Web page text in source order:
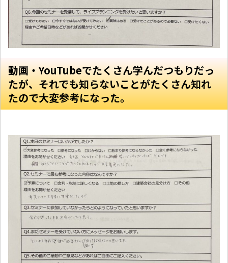
動画・YouTubeでたくさん学んだつもりだっ
たが、それでも知らないことがたくさん知れ
たので大変参考になった。